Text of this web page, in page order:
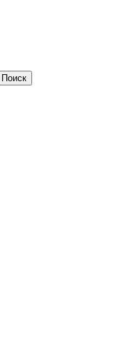
Поиск